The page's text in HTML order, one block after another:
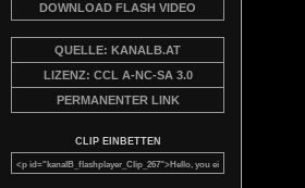
DOWNLOAD FLASH VIDEO
QUELLE: KANALB.AT
LIZENZ: CCL A-NC-SA 3.0
PERMANENTER LINK
CLIP EINBETTEN